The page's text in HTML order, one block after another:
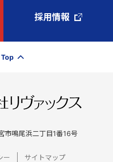
採用情報
市鳴尾浜二丁目1番16号
ー サイトマップ